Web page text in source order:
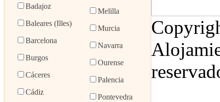
Badajoz
Baleares (Illes)
Barcelona
Burgos
Cáceres
Cádiz
Melilla
Murcia
Navarra
Ourense
Palencia
Pontevedra